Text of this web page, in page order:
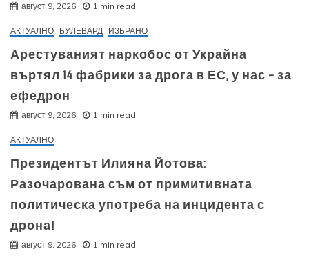
август 9, 2026 1 min read
АКТУАЛНО БУЛЕВАРД ИЗБРАНО
Арестуваният наркобос от Украйна
въртял 14 фабрики за дрога в ЕС, у нас – за
ефедрон
август 9, 2026 1 min read
АКТУАЛНО
Президентът Илияна Йотова:
Разочарована съм от примитивната
политическа употреба на инцидента с
дрона!
август 9, 2026 1 min read